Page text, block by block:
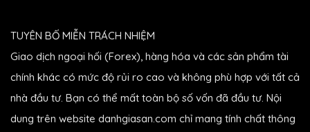
TUYÊN BỐ MIỄN TRÁCH NHIỆM
Giao dịch ngoại hối (Forex), hàng hóa và các sản phẩm tài
chính khác có mức độ rủi ro cao và không phù hợp với tất cả
nhà đầu tư. Bạn có thể mất toàn bộ số vốn đã đầu tư. Nội
dung trên website danhgiasan.com chỉ mang tính chất thông